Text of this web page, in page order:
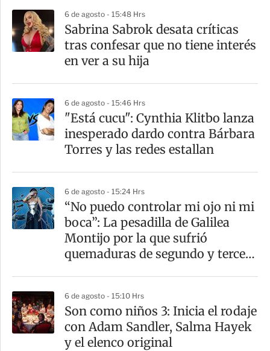
6 de agosto - 15:48 Hrs
Sabrina Sabrok desata críticas
tras confesar que no tiene interés
en ver a su hija
6 de agosto - 15:46 Hrs
"Está cucu": Cynthia Klitbo lanza
inesperado dardo contra Bárbara
Torres y las redes estallan
6 de agosto - 15:24 Hrs
“No puedo controlar mi ojo ni mi
boca”: La pesadilla de Galilea
Montijo por la que sufrió
quemaduras de segundo y tercer
6 de agosto - 15:10 Hrs
Son como niños 3: Inicia el rodaje
con Adam Sandler, Salma Hayek
y el elenco original